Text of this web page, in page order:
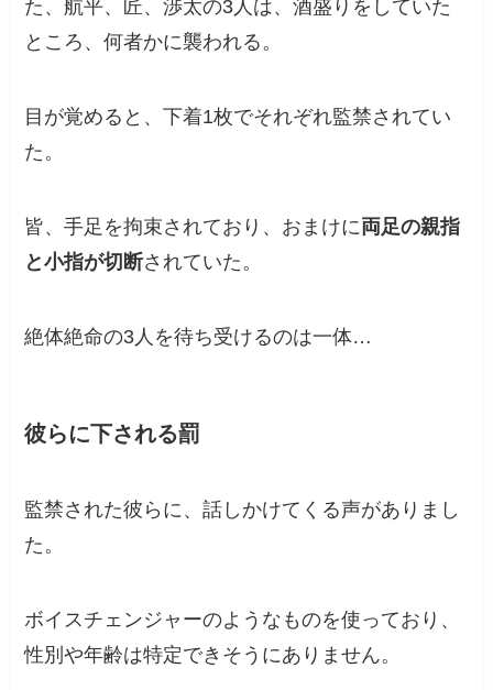
た、航平、匠、渉太の3人は、酒盛りをしていた
ところ、何者かに襲われる。
目が覚めると、下着1枚でそれぞれ監禁されてい
た。
皆、手足を拘束されており、おまけに両足の親指
と小指が切断されていた。
絶体絶命の3人を待ち受けるのは一体…
彼らに下される罰
監禁された彼らに、話しかけてくる声がありまし
た。
ボイスチェンジャーのようなものを使っており、
性別や年齢は特定できそうにありません。